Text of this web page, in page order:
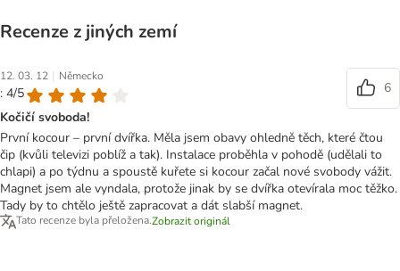
Recenze z jiných zemí
12. 03. 12 | Německo
: 4/5
6
Kočičí svoboda!
První kocour – první dvířka. Měla jsem obavy ohledně těch, které čtou
čip (kvůli televizi poblíž a tak). Instalace proběhla v pohodě (udělali to
chlapi) a po týdnu a spoustě kuřete si kocour začal nové svobody vážit.
Magnet jsem ale vyndala, protože jinak by se dvířka otevírala moc těžko.
Tady by to chtělo ještě zapracovat a dát slabší magnet.
Tato recenze byla přeložena.Zobrazit originál